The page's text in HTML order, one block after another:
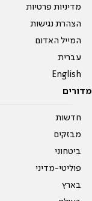
מדיניות פרטיות
הצהרת נגישות
המייל האדום
עברית
English
מדורים
חדשות
מבזקים
ביטחוני
פוליטי-מדיני
בארץ